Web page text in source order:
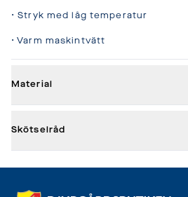
• Stryk med låg temperatur
• Varm maskintvätt
Material
Skötselråd